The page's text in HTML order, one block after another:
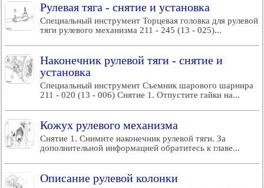
Рулевая тяга - снятие и установка
Специальный инструмент Торцевая головка для рулевой
тяги рулевого механизма 211 - 245 (13 - 025)...
Наконечник рулевой тяги - снятие и
установка
Специальный инструмент Съемник шарового шарнира
211 - 020 (13 - 006) Снятие 1. Отпустите гайки на...
Кожух рулевого механизма
Снятие 1. Снимите наконечник рулевой тяги. За
дополнительной информацией обратитесь к главе...
Описание рулевой колонки